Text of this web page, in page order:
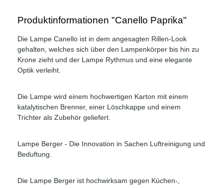
Produktinformationen "Canello Paprika"
Die Lampe Canello ist in dem angesagten Rillen-Look
gehalten, welches sich über den Lampenkörper bis hin zu
Krone zieht und der Lampe Rythmus und eine elegante
Optik verleiht.
Die Lampe wird einem hochwertigen Karton mit einem
katalytischen Brenner, einer Löschkappe und einem
Trichter als Zubehör geliefert.
Lampe Berger - Die Innovation in Sachen Luftreinigung und
Beduftung.
Die Lampe Berger ist hochwirksam gegen Küchen-,